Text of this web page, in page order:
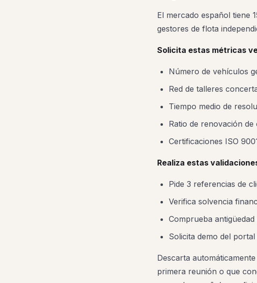
El mercado español tiene
gestores de flota
Solicita estas métricas
Número de vehículos
Red de talleres
Tiempo medio de
Ratio de renovación
Certificaciones ISO
Realiza estas
Pide 3 referencias de
Verifica solvencia
Comprueba
Solicita demo del
Descarta
primera reunión o que